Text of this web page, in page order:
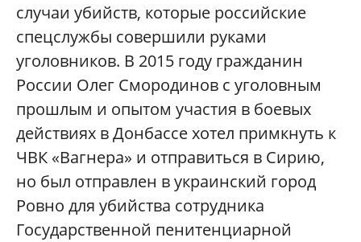
случаи убийств, которые российские
спецслужбы совершили руками
уголовников. В 2015 году гражданин
России Олег Смородинов с уголовным
прошлым и опытом участия в боевых
действиях в Донбассе хотел примкнуть к
ЧВК «Вагнера» и отправиться в Сирию,
но был отправлен в украинский город
Ровно для убийства сотрудника
Государственной пенитенциарной